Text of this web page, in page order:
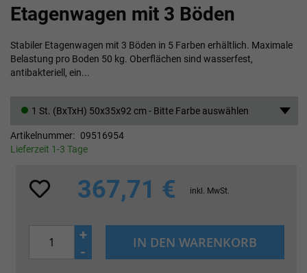
Etagenwagen mit 3 Böden
Stabiler Etagenwagen mit 3 Böden in 5 Farben erhältlich. Maximale
Belastung pro Boden 50 kg. Oberflächen sind wasserfest,
antibakteriell, ein...
1 St. (BxTxH) 50x35x92 cm - Bitte Farbe auswählen
Artikelnummer
09516954
Lieferzeit 1-3 Tage
367,71 € inkl. MwSt.
+
-
IN DEN WARENKORB
Anfang
der
springen